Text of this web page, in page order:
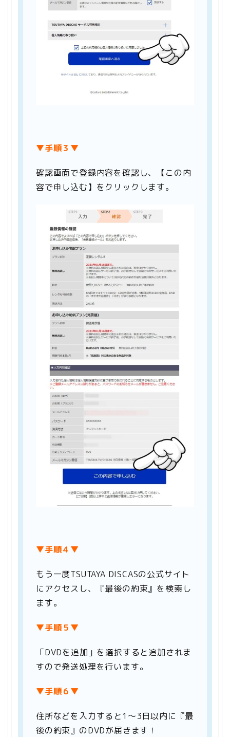
▼手順３▼
確認画面で登録内容を確認し、【この内
容で申し込む】をクリックします。
▼手順４ ▼
もう一度TSUTAYA DISCASの公式サイト
にアクセスし、『最後の約束』を検索し
ます。
▼手順５▼
「DVDを追加」を選択すると追加されま
すので発送処理を行います。
▼手順６▼
住所などを入力すると1～3日以内に『最
後の約束』のDVDが届きます！